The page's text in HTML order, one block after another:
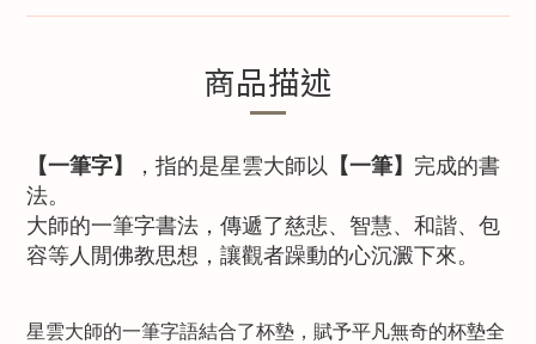
商品描述
【一筆字】 ，指的是星雲大師以 【一筆】 完成的書
法。
大師的一筆字書法，傳遞了慈悲、智慧、和諧、包
容等人閒佛教思想，讓觀者躁動的心沉澱下來。
星雲大師的一筆字語結合了杯墊，賦予平凡無奇的杯墊全